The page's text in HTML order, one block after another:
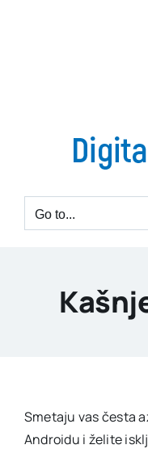
Go to...
Smetaju vas česta
Androidu i želite